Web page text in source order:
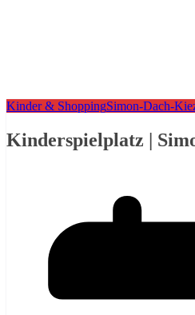
Kinder & ShoppingSimon-Dach-
Kinderspielplatz |